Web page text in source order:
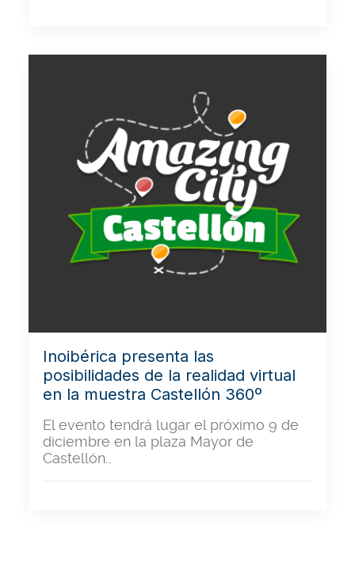
Inoibérica presenta las
posibilidades de la realidad virtual
en la muestra Castellón 360º
El evento tendrá lugar el próximo 9 de
diciembre en la plaza Mayor de
Castellón…